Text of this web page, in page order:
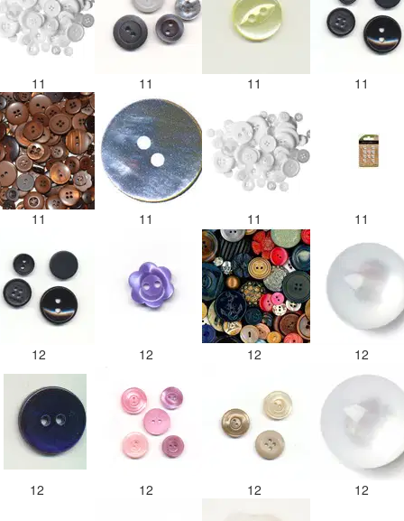
11 11 11 11
11 11 11 11
12 12 12 12
12 12 12 12